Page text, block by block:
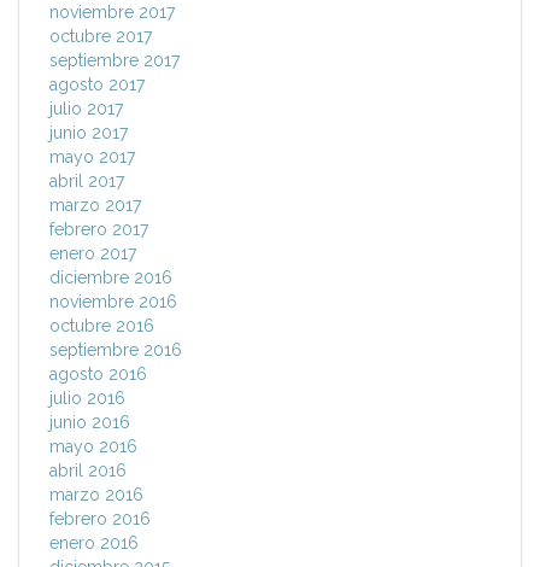
noviembre 2017
octubre 2017
septiembre 2017
agosto 2017
julio 2017
junio 2017
mayo 2017
abril 2017
marzo 2017
febrero 2017
enero 2017
diciembre 2016
noviembre 2016
octubre 2016
septiembre 2016
agosto 2016
julio 2016
junio 2016
mayo 2016
abril 2016
marzo 2016
febrero 2016
enero 2016